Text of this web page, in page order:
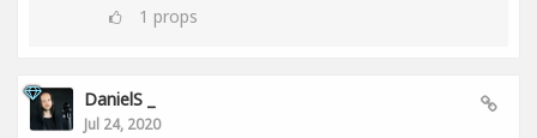
1 props
DanielS _
Jul 24, 2020